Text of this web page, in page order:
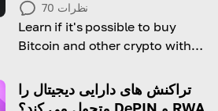
70 نظرات
Learn if it's possible to buy
Bitcoin and other crypto with
تراکنش های دارایی دیجیتال را